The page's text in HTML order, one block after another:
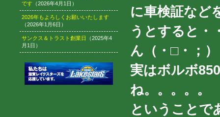
です （2026年4月1日）
2026年もよろしくお願いいたします
（2026年1月6日）
サンクス＆トラスト創業日
（2025年4
月1日）
に車検証など
うとすると・
ん（・□・；）
実はボルボ
ね。。。。。
ということで